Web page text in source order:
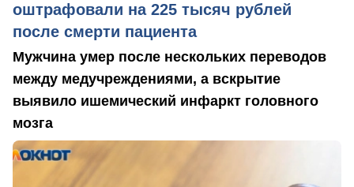
оштрафовали на 225 тысяч рублей
после смерти пациента
Мужчина умер после нескольких переводов
между медучреждениями, а вскрытие
выявило ишемический инфаркт головного
мозга